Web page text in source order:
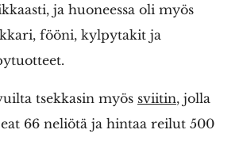
ja huoneessa oli myös
fööni, kylpytakit ja
tsekkasin myös sviitin, jolla
66 neliötä ja hintaa reilut 500